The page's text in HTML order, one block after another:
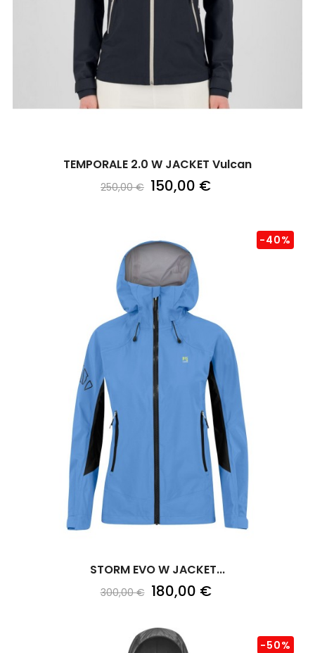
TEMPORALE 2.0 W JACKET Vulcan
250,00 € 150,00 €
STORM EVO W JACKET...
300,00 €
-40%
180,00 €
-50%